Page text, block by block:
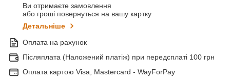
Ви отримаєте замовлення
або гроші повернуться на вашу картку
Детальніше
Оплата на рахунок
Післяплата (Наложений платіж) при передсплаті 100 грн
Оплата картою Visa, Mastercard - WayForPay